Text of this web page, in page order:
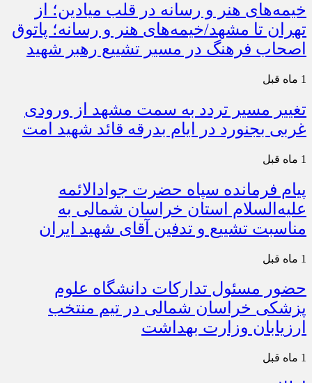
خیمه‌های هنر و رسانه در قلب میادین؛ از
تهران تا مشهد/خیمه‌های هنر و رسانه؛ پاتوق
اصحاب فرهنگ در مسیر تشییع رهبر شهید
1 ماه قبل
تغییر مسیر تردد به سمت مشهد از ورودی
غربی بجنورد در ایام بدرقه قائد شهید امت
1 ماه قبل
پیام فرمانده سپاه حضرت جوادالائمه
علیه‌السلام استان خراسان شمالی به
مناسبت تشییع و تدفین آقای شهید ایران
1 ماه قبل
حضور مسئول تدارکات دانشگاه علوم
پزشکی خراسان شمالی در تیم منتخب
ارزیابان وزارت بهداشت
1 ماه قبل